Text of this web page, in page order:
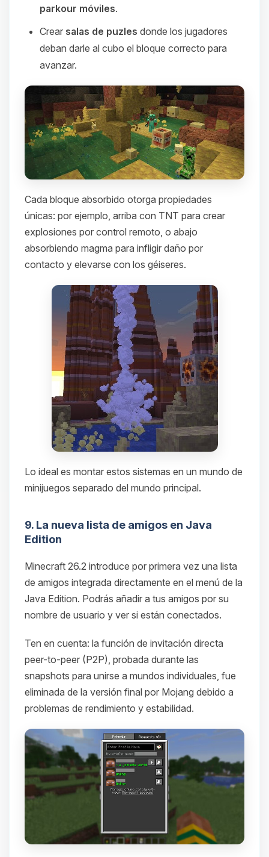
parkour móviles.
Crear salas de puzles donde los jugadores
deban darle al cubo el bloque correcto para
avanzar.
Cada bloque absorbido otorga propiedades
únicas: por ejemplo, arriba con TNT para crear
explosiones por control remoto, o abajo
absorbiendo magma para infligir daño por
contacto y elevarse con los géiseres.
Lo ideal es montar estos sistemas en un mundo de
minijuegos separado del mundo principal.
9. La nueva lista de amigos en Java
Edition
Minecraft 26.2 introduce por primera vez una lista
de amigos integrada directamente en el menú de la
Java Edition. Podrás añadir a tus amigos por su
nombre de usuario y ver si están conectados.
Ten en cuenta: la función de invitación directa
peer-to-peer (P2P), probada durante las
snapshots para unirse a mundos individuales, fue
eliminada de la versión final por Mojang debido a
problemas de rendimiento y estabilidad.